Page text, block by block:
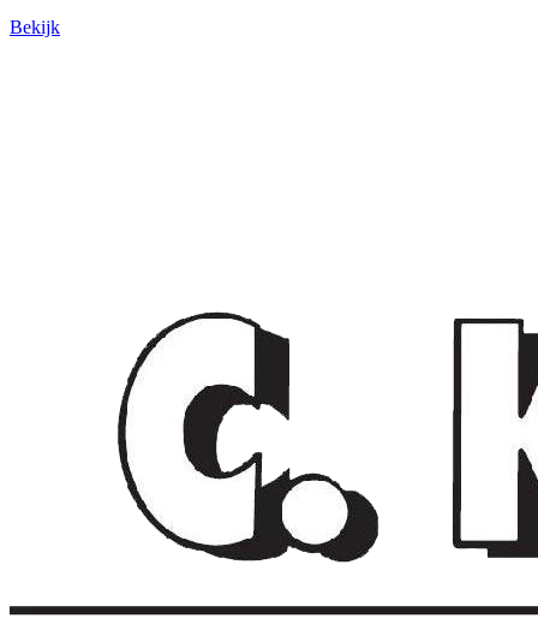
Bekijk